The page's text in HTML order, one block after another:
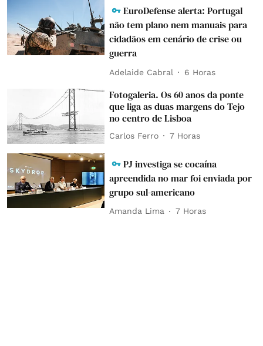
EuroDefense alerta: Portugal
não tem plano nem manuais para
cidadãos em cenário de crise ou
guerra
Adelaide Cabral 6 Horas
Fotogaleria. Os 60 anos da ponte
que liga as duas margens do Tejo
no centro de Lisboa
Carlos Ferro 7 Horas
PJ investiga se cocaína
apreendida no mar foi enviada por
grupo sul-americano
Amanda Lima 7 Horas